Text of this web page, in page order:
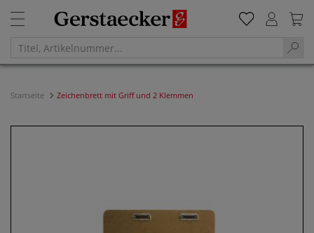
Startseite Zeichenbrett mit Griff und 2 Klemmen